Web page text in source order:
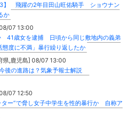
】 飛躍の2年目田山旺佑騎手 ショウナン
か
07 13:00
41歳女を逮捕 日頃から同じ敷地内の義弟
度に不満」暴行繰り返したか
県,鹿児島] 08/07 13:00
後の進路は？気象予報士解説
07 12:50
ター”で脅し女子中学生を性的暴行か 自称ア